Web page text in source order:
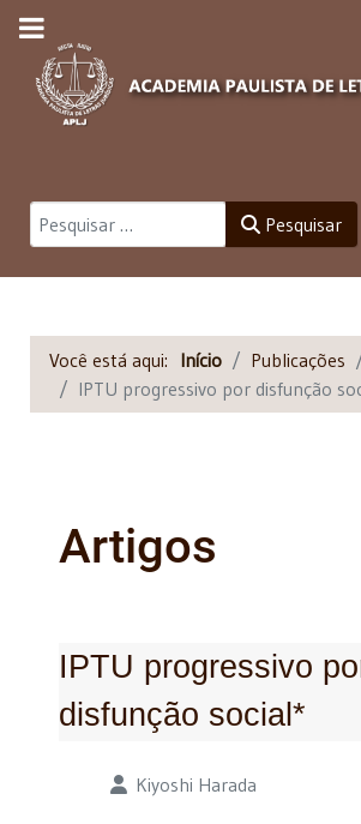
Pesquisar Pesquisar
Você está aqui: Início Publicações
IPTU progressivo por disfunção
Artigos
IPTU progressivo
disfunção social*
Detalhes Kiyoshi Harada